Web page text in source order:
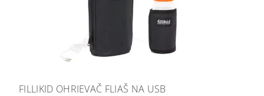
FILLIKID OHRIEVAČ FLIAŠ NA USB